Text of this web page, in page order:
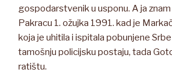
gospodarstvenik u usponu. A ja znam
Pakracu 1. ožujka 1991. kad je
koja je uhitila i ispitala pobunjene
tamošnju policijsku postaju, tada
ratištu.